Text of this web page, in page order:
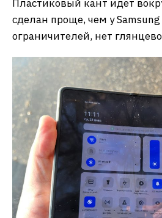
Пластиковый кант идет
сделан проще, чем у
ограничителей, нет